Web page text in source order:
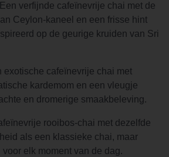
verfijnde cafeïnevrije chai met de
Ceylon-kaneel en een frisse hint
op de geurige kruiden van Sri
exotische cafeïnevrije chai met
kardemom en een vleugje
en dromerige smaakbeleving.
rooibos-chai met dezelfde
als een klassieke chai, maar
elk moment van de dag.